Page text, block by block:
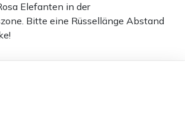
Elefanten in der
Bitte eine Rüssellänge Abstand